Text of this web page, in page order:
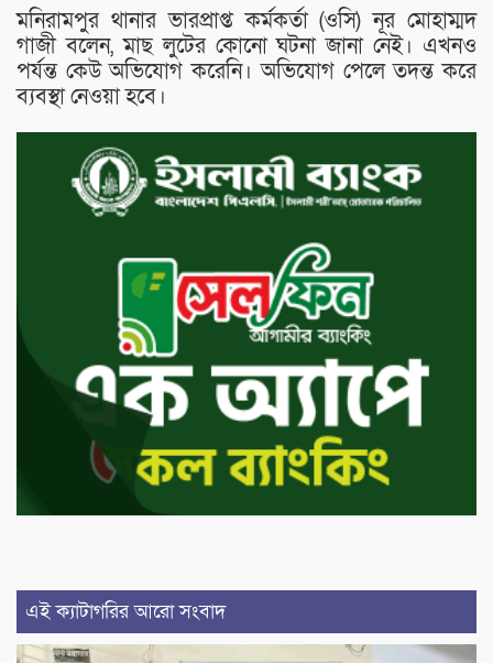
মনিরামপুর থানার ভারপ্রাপ্ত কর্মকর্তা (ওসি) নূর মোহাম্মদ
গাজী বলেন, মাছ লুটের কোনো ঘটনা জানা নেই। এখনও
পর্যন্ত কেউ অভিযোগ করেনি। অভিযোগ পেলে তদন্ত করে
ব্যবস্থা নেওয়া হবে।
এই ক্যাটাগরির আরো সংবাদ